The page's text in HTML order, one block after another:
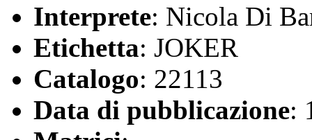
Interprete: Nicola Di
Etichetta: JOKER
Catalogo: 22113
Data di pubblicazione: